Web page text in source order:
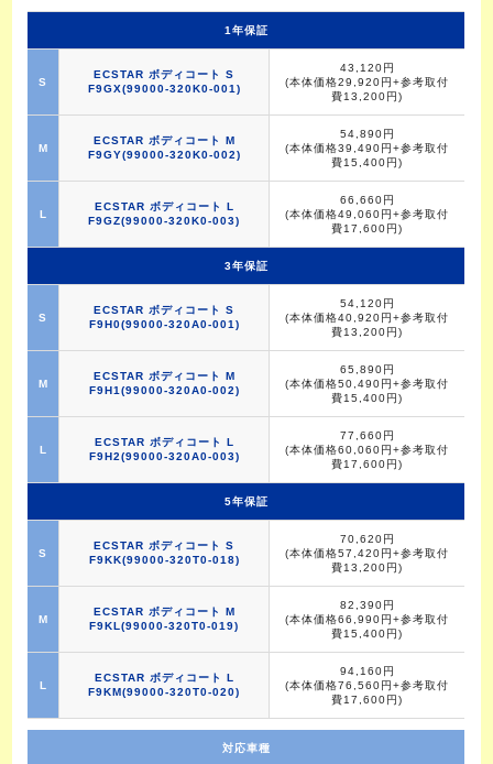
1年保証
S
ECSTAR ボディコート S
F9GX(99000-320K0-001)
43,120円
(本体価格29,920円+参考取付
費13,200円)
M
ECSTAR ボディコート M
F9GY(99000-320K0-002)
54,890円
(本体価格39,490円+参考取付
費15,400円)
L
ECSTAR ボディコート L
F9GZ(99000-320K0-003)
66,660円
(本体価格49,060円+参考取付
費17,600円)
3年保証
S
ECSTAR ボディコート S
F9H0(99000-320A0-001)
54,120円
(本体価格40,920円+参考取付
費13,200円)
M
ECSTAR ボディコート M
F9H1(99000-320A0-002)
65,890円
(本体価格50,490円+参考取付
費15,400円)
L
ECSTAR ボディコート L
F9H2(99000-320A0-003)
77,660円
(本体価格60,060円+参考取付
費17,600円)
5年保証
S
ECSTAR ボディコート S
F9KK(99000-320T0-018)
70,620円
(本体価格57,420円+参考取付
費13,200円)
M
ECSTAR ボディコート M
F9KL(99000-320T0-019)
82,390円
(本体価格66,990円+参考取付
費15,400円)
L
ECSTAR ボディコート L
F9KM(99000-320T0-020)
94,160円
(本体価格76,560円+参考取付
費17,600円)
対応車種